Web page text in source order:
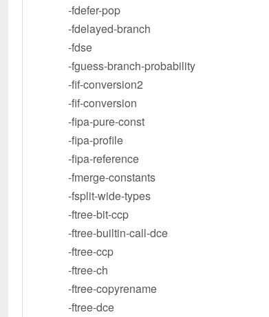
-fdefer-pop
-fdelayed-branch
-fdse
-fguess-branch-probability
-fif-conversion2
-fif-conversion
-fipa-pure-const
-fipa-profile
-fipa-reference
-fmerge-constants
-fsplit-wide-types
-ftree-bit-ccp
-ftree-builtin-call-dce
-ftree-ccp
-ftree-ch
-ftree-copyrename
-ftree-dce